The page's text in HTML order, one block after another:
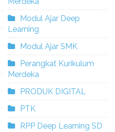
Modul Ajar Deep
Learning
Modul Ajar SMK
Perangkat Kurikulum
Merdeka
PRODUK DIGITAL
PTK
RPP Deep Learning SD